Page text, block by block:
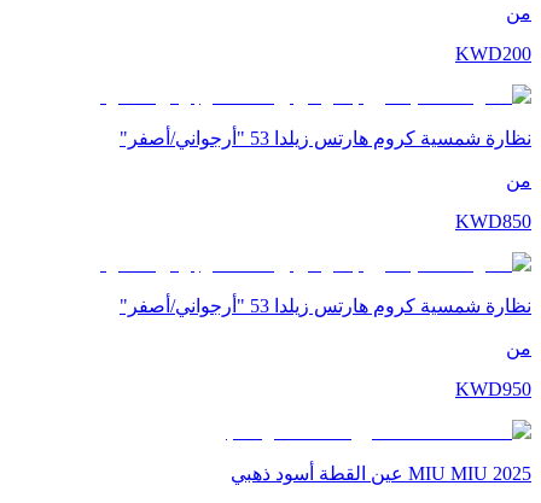
من
KWD200
نظارة شمسية كروم هارتس زيلدا 53 "أرجواني/أصفر"
من
KWD850
نظارة شمسية كروم هارتس زيلدا 53 "أرجواني/أصفر"
من
KWD950
MIU MIU 2025 عين القطة أسود ذهبي